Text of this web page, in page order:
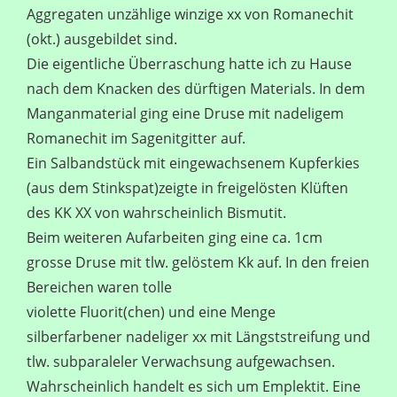
Aggregaten unzählige winzige xx von Romanechit
(okt.) ausgebildet sind.
Die eigentliche Überraschung hatte ich zu Hause
nach dem Knacken des dürftigen Materials. In dem
Manganmaterial ging eine Druse mit nadeligem
Romanechit im Sagenitgitter auf.
Ein Salbandstück mit eingewachsenem Kupferkies
(aus dem Stinkspat)zeigte in freigelösten Klüften
des KK XX von wahrscheinlich Bismutit.
Beim weiteren Aufarbeiten ging eine ca. 1cm
grosse Druse mit tlw. gelöstem Kk auf. In den freien
Bereichen waren tolle
violette Fluorit(chen) und eine Menge
silberfarbener nadeliger xx mit Längststreifung und
tlw. subparaleler Verwachsung aufgewachsen.
Wahrscheinlich handelt es sich um Emplektit. Eine